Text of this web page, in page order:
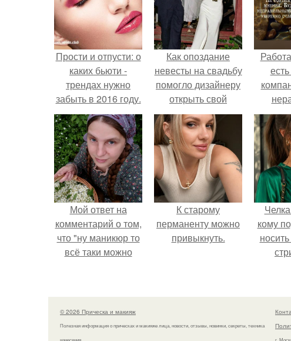
Прости и отпусти: о
каких бьюти -
трендах нужно
забыть в 2016 году.
Как опоздание
невесты на свадьбу
помогло дизайнеру
открыть свой
бренд.
своей
Мой ответ на
комментарий о том,
что "ну маникюр то
всё таки можно
К старому
перманенту можно
привыкнуть.
кому
© 2026 Прическа и макияж
Полезная информация о прическах и макияже лица, новости, отзывы, новинки, секреты, техника
нанесения г.